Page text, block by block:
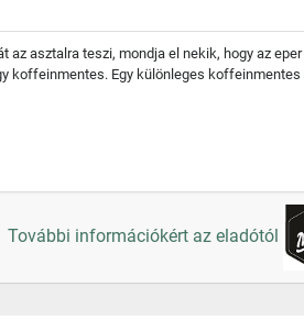
asztalra teszi, mondja el nekik, hogy az
koffeinmentes. Egy különleges
További információkért az eladótól